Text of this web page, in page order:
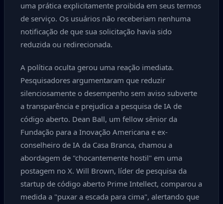
uma prática explicitamente proibida em seus termos
de serviço. Os usuários não receberiam nenhuma
notificação de que sua solicitação havia sido
reduzida ou redirecionada.
A política oculta gerou uma reação imediata.
Pesquisadores argumentaram que reduzir
silenciosamente o desempenho sem aviso subverte
a transparência e prejudica a pesquisa de IA de
código aberto. Dean Ball, um fellow sênior da
Fundação para a Inovação Americana e ex-
conselheiro de IA da Casa Branca, chamou a
abordagem de "chocantemente hostil" em uma
postagem no X. Will Brown, líder de pesquisa da
startup de código aberto Prime Intellect, comparou a
medida a "puxar a escada para cima", alertando que